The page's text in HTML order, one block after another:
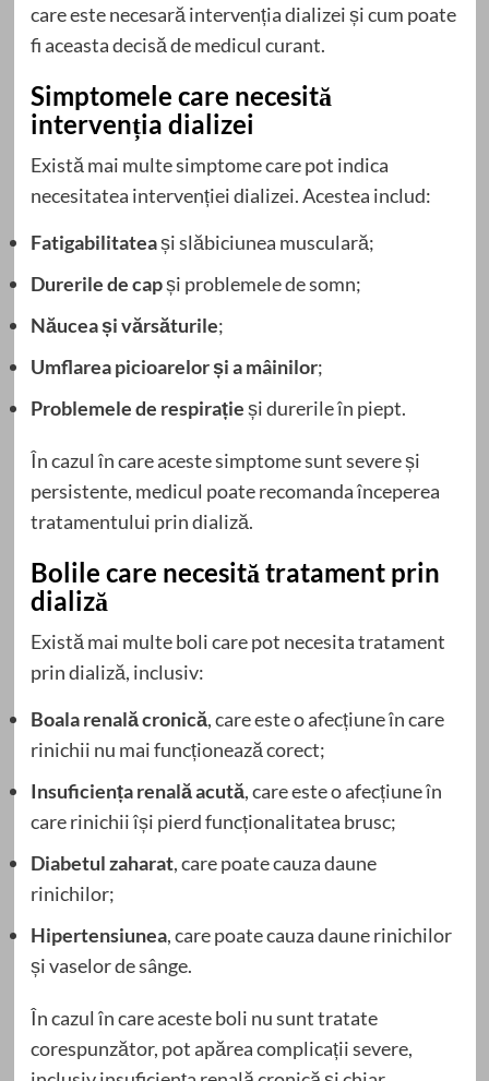
care este necesară intervenția dializei și cum poate
fi aceasta decisă de medicul curant.
Simptomele care necesită
intervenția dializei
Există mai multe simptome care pot indica
necesitatea intervenției dializei. Acestea includ:
Fatigabilitateași slăbiciunea musculară;
Durerile de capși problemele de somn;
Năucea și vărsăturile;
Umflarea picioarelor și a mâinilor;
Problemele de respirațieși durerile în piept.
În cazul în care aceste simptome sunt severe și
persistente, medicul poate recomanda începerea
tratamentului prin dializă.
Bolile care necesită tratament prin
dializă
Există mai multe boli care pot necesita tratament
prin dializă, inclusiv:
Boala renală cronică, care este o afecțiune în care
rinichii nu mai funcționează corect;
Insuficiența renală acută, care este o afecțiune în
care rinichii își pierd funcționalitatea brusc;
Diabetul zaharat, care poate cauza daune
rinichilor;
Hipertensiunea, care poate cauza daune rinichilor
și vaselor de sânge.
În cazul în care aceste boli nu sunt tratate
corespunzător, pot apărea complicații severe,